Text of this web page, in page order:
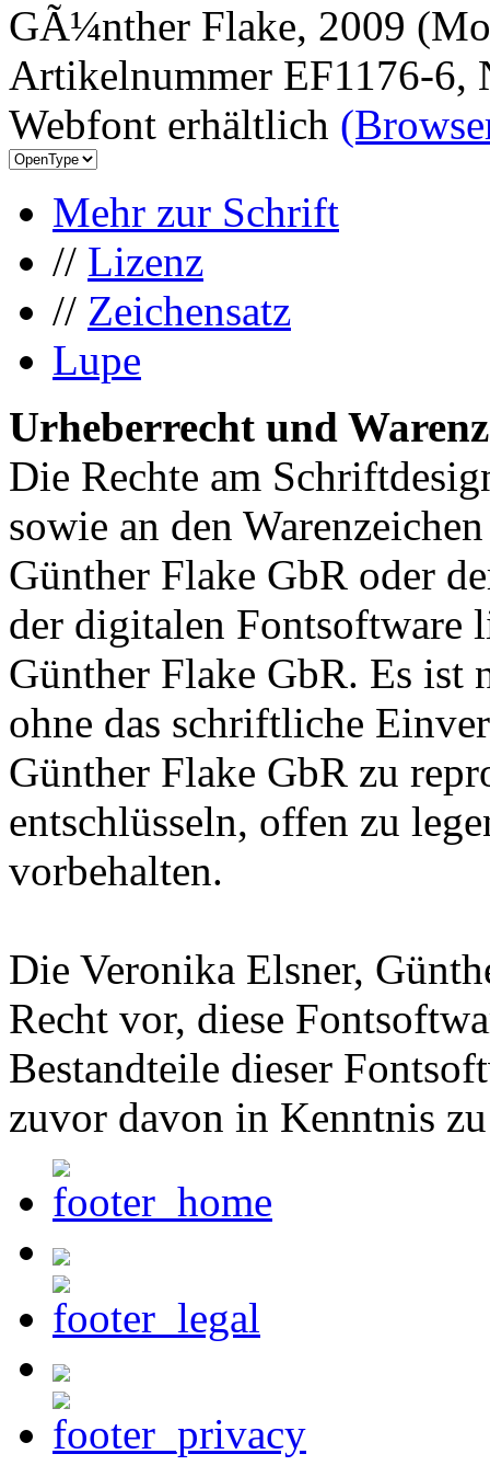
GÃ¼nther Flake, 2009
Artikelnummer EF1176-6,
Webfont erhältlich
Mehr zur Schrift
// Lizenz
// Zeichensatz
Lupe
Urheberrecht und
Die Rechte am
sowie an den
Günther Flake GbR oder
der digitalen Fontsoftware
Günther Flake GbR. Es ist
ohne das schriftliche
Günther Flake GbR zu
entschlüsseln, offen zu
vorbehalten.
Die Veronika Elsner,
Recht vor, diese
Bestandteile dieser
zuvor davon in Kenntnis zu